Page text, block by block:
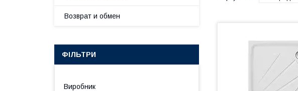
Возврат и обмен
ФІЛЬТРИ
Виробник